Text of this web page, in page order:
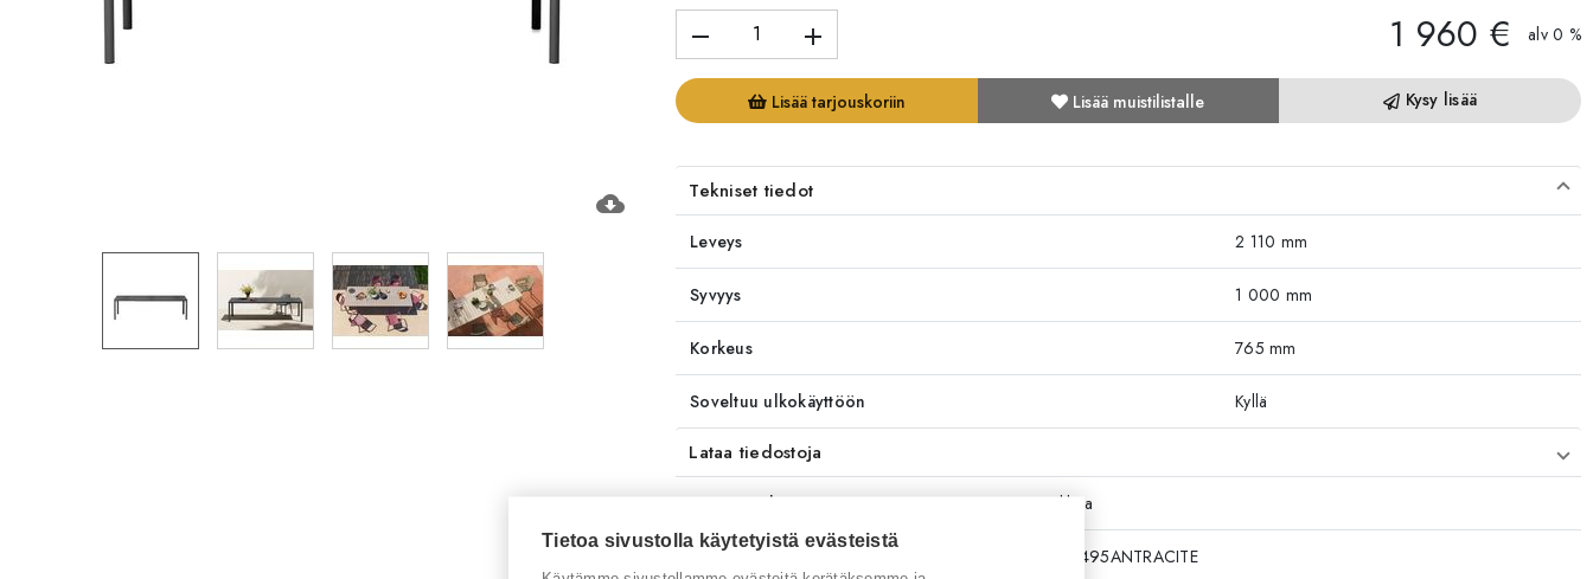
cloud_download
remove add 1 960 € alv 0 %
Lisää tarjouskoriin Lisää muistilistalle Kysy lisää
Tekniset tiedot
Leveys 2 110 mm
Syvyys 1 000 mm
Korkeus 765 mm
Soveltuu ulkokäyttöön Kyllä
Lataa tiedostoja
Toimitusaika 4-6 viikkoa
Tuotenumero RT4188P495ANTRACITE
Tietoa sivustolla käytetyistä evästeistä